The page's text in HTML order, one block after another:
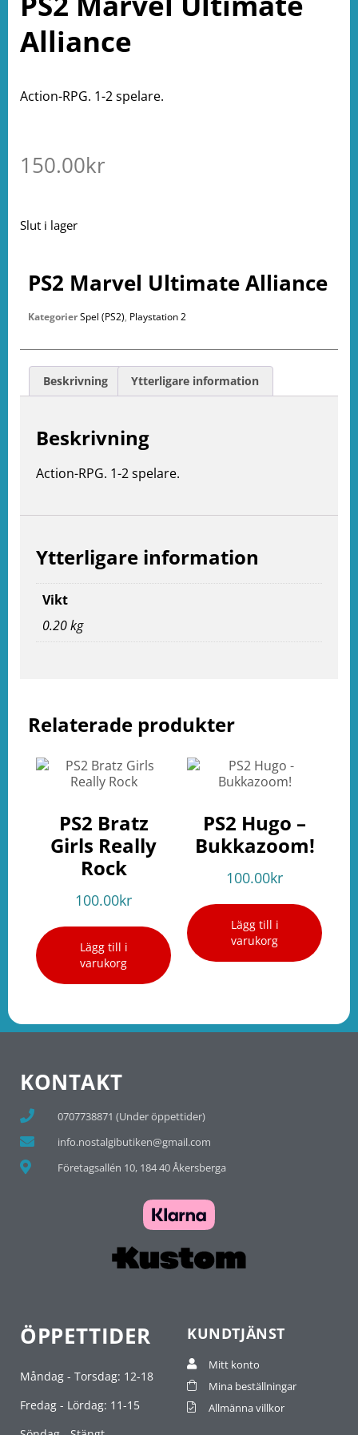
Alliance
Action-RPG. 1-2 spelare.
150.00kr
Slut i lager
Relaterade produkter
PS2 Bratz
Girls Really
Rock
100.00kr
Lägg till i
varukorg
PS2 Hugo –
Bukkazoom!
100.00kr
Lägg till i
varukorg
PS2 Marvel Ultimate Alliance
KategorierSpel (PS2), Playstation 2
Beskrivning Ytterligare information
Beskrivning
Action-RPG. 1-2 spelare.
Ytterligare information
Vikt
0.20 kg
KONTAKT
0707738871 (Under öppettider)
info.nostalgibutiken@gmail.com
Företagsallén 10, 184 40 Åkersberga
ÖPPETTIDER
Måndag - Torsdag: 12-18
Fredag - Lördag: 11-15
KUNDTJÄNST
Mitt konto
Mina beställningar
Allmänna villkor